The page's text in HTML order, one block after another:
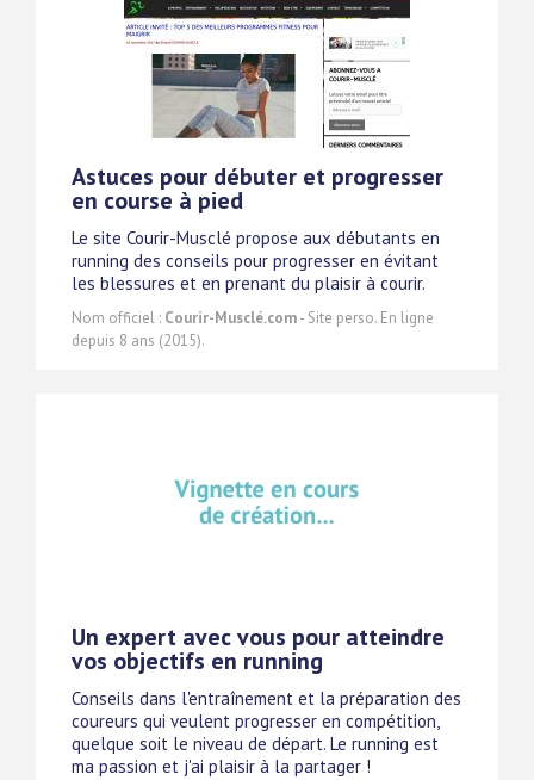
Astuces pour débuter et progresser
en course à pied
Le site Courir-Musclé propose aux débutants en
running des conseils pour progresser en évitant
les blessures et en prenant du plaisir à courir.
Nom officiel : Courir-Musclé.com- Site perso. En ligne
depuis 8 ans (2015).
Un expert avec vous pour atteindre
vos objectifs en running
Conseils dans l'entraînement et la préparation des
coureurs qui veulent progresser en compétition,
quelque soit le niveau de départ. Le running est
ma passion et j'ai plaisir à la partager !